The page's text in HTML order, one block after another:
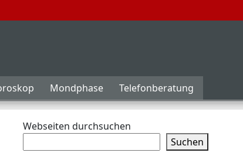
Mondphase Telefonberatung
Webseiten durchsuchen
Suchen